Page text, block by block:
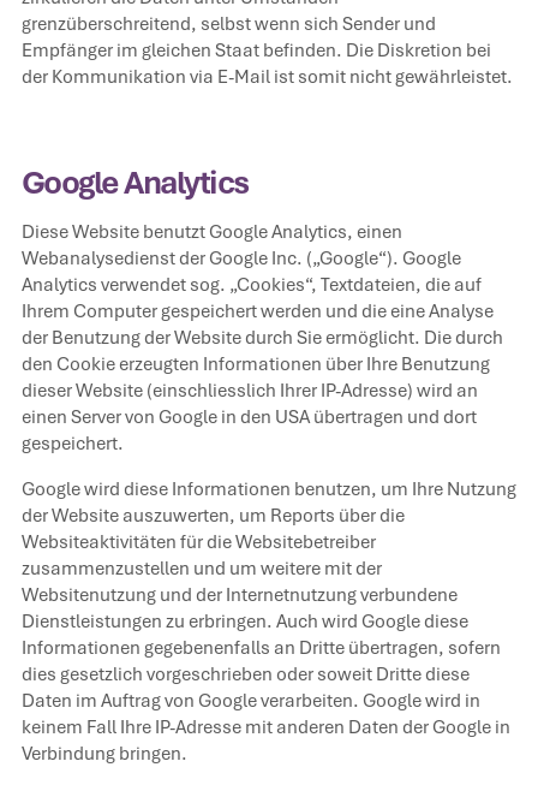
grenzüberschreitend, selbst wenn sich Sender und
Empfänger im gleichen Staat befinden. Die Diskretion bei
der Kommunikation via E-Mail ist somit nicht gewährleistet.
Google Analytics
Diese Website benutzt Google Analytics, einen
Webanalysedienst der Google Inc. („Google“). Google
Analytics verwendet sog. „Cookies“, Textdateien, die auf
Ihrem Computer gespeichert werden und die eine Analyse
der Benutzung der Website durch Sie ermöglicht. Die durch
den Cookie erzeugten Informationen über Ihre Benutzung
dieser Website (einschliesslich Ihrer IP-Adresse) wird an
einen Server von Google in den USA übertragen und dort
gespeichert.
Google wird diese Informationen benutzen, um Ihre Nutzung
der Website auszuwerten, um Reports über die
Websiteaktivitäten für die Websitebetreiber
zusammenzustellen und um weitere mit der
Websitenutzung und der Internetnutzung verbundene
Dienstleistungen zu erbringen. Auch wird Google diese
Informationen gegebenenfalls an Dritte übertragen, sofern
dies gesetzlich vorgeschrieben oder soweit Dritte diese
Daten im Auftrag von Google verarbeiten. Google wird in
keinem Fall Ihre IP-Adresse mit anderen Daten der Google in
Verbindung bringen.